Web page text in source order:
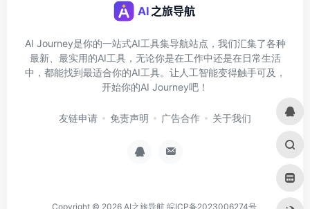
AI Journey是你的一站式AI工具集导航站点，我们汇集了各种
最新、最实用的AI工具，无论你是在工作中还是在日常生活
中，都能找到最适合你的AI工具。让人工智能变得触手可及，
开始你的AI Journey吧！
友链申请 免责声明 广告合作 关于我们
Copyright © 2026 AI之旅导航 皖ICP备2023006274号